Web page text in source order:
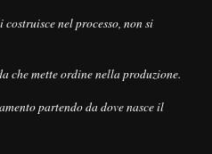
nel processo, non si
che mette ordine nella produzione.
partendo da dove nasce il